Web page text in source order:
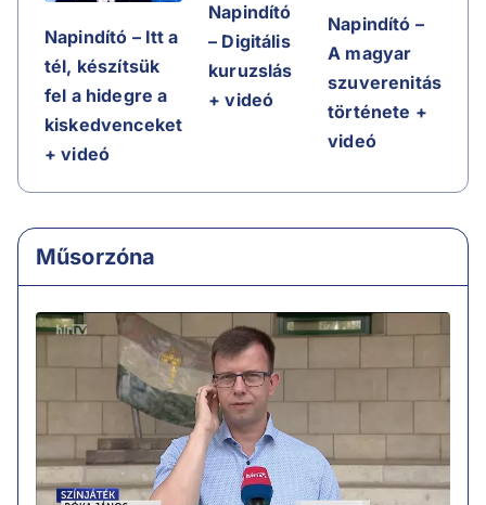
Napindító – Itt a
tél, készítsük
fel a hidegre a
kiskedvenceket
+ videó
Napindító
– Digitális
kuruzslás
+ videó
Napindító –
A magyar
szuverenitás
története +
videó
Műsorzóna